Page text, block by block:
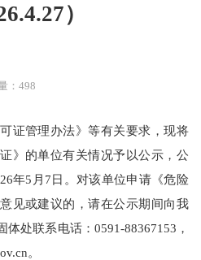
）
：498
管理办法》等有关要求，现将
》的单位有关情况予以公示，公
年5月7日。对该单位申请《危险
见或建议的，请在公示期间向我
处联系电话：0591-88367153，
。